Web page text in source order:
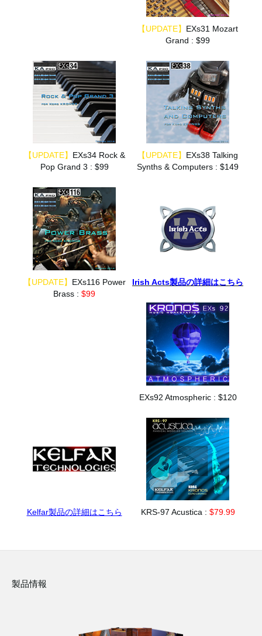
【UPDATE】 EXs31 Mozart
Grand : $99
【UPDATE】 EXs34 Rock &
Pop Grand 3 : $99
【UPDATE】 EXs38 Talking
Synths & Computers : $149
【UPDATE】 EXs116 Power
Brass : $99
Irish Acts製品の詳細はこちら
EXs92 Atmospheric : $120
Kelfar製品の詳細はこちら KRS-97 Acustica : $79.99
製品情報